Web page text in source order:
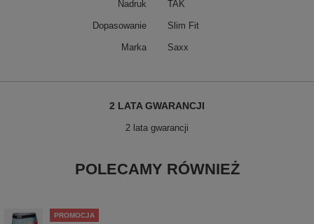
Nadruk TAK
Dopasowanie Slim Fit
Marka Saxx
2 LATA GWARANCJI
2 lata gwarancji
POLECAMY RÓWNIEŻ
PROMOCJA